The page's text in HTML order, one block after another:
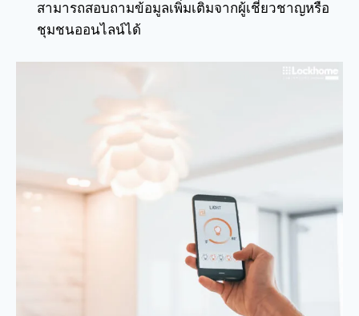
สามารถสอบถามข้อมูลเพิ่มเติมจากผู้เชี่ยวชาญหรือ
ชุมชนออนไลน์ได้